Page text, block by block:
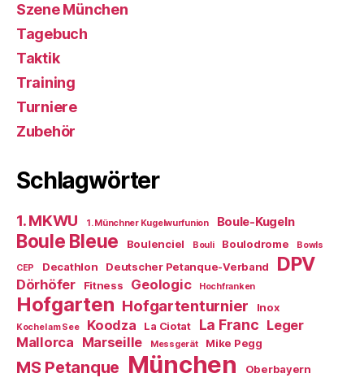
Szene München
Tagebuch
Taktik
Training
Turniere
Zubehör
Schlagwörter
1. MKWU 1. Münchner Kugelwurfunion Boule-Kugeln
Boule Bleue Boulenciel Bouli Boulodrome Bowls
CEP Decathlon Deutscher Petanque-Verband DPV
Dörhöfer Fitness Geologic Hochfranken
Hofgarten Hofgartenturnier Inox
Kochel am See Koodza La Ciotat La Franc Leger
Mallorca Marseille Messgerät Mike Pegg
MS Petanque München Oberbayern